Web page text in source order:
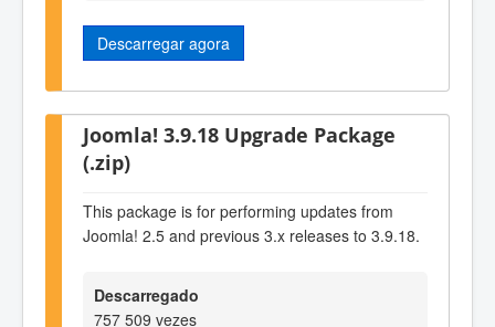
Descarregar agora
Joomla! 3.9.18 Upgrade Package
(.zip)
This package is for performing updates from
Joomla! 2.5 and previous 3.x releases to 3.9.18.
Descarregado
757 509 vezes